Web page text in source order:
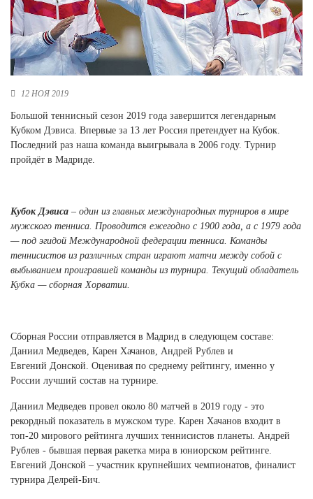
Нижегородская область (1)
Новосибирская область (3)
Омская область (5)
Республика Башкортостан (3)
Республика Крым (1)
Ростовская область (2)
Самарская область (1)
Санкт-Петербург и ЛО (3)
Смоленская область (1)
Ставропольский край (5)
Томская область (1)
Тульская область (1)
Тюменская область (3)
Челябинская область (2)
Ямало-Ненецкий автономный округ (1)
12 НОЯ 2019
Большой теннисный сезон 2019 года завершится легендарным
Кубком Дэвиса. Впервые за 13 лет Россия претендует на Кубок.
Последний раз наша команда выигрывала в 2006 году. Турнир
пройдёт в Мадриде.
Кубок Дэвиса – один из главных международных турниров в мире
мужского тенниса. Проводится ежегодно с 1900 года, а с 1979 года
— под эгидой Международной федерации тенниса. Команды
теннисистов из различных стран играют матчи между собой с
выбыванием проигравшей команды из турнира. Текущий обладатель
Кубка — сборная Хорватии.
Сборная России отправляется в Мадрид в следующем составе:
Даниил Медведев, Карен Хачанов, Андрей Рублев и
Евгений Донской. Оценивая по среднему рейтингу, именно у
России лучший состав на турнире.
Даниил Медведев провел около 80 матчей в 2019 году - это
рекордный показатель в мужском туре. Карен Хачанов входит в
топ-20 мирового рейтинга лучших теннисистов планеты. Андрей
Рублев - бывшая первая ракетка мира в юниорском рейтинге.
Евгений Донской – участник крупнейших чемпионатов, финалист
турнира Делрей-Бич.